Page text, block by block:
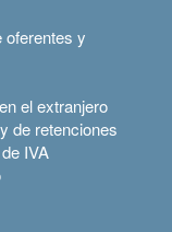
oferentes y
el extranjero
de retenciones
IVA